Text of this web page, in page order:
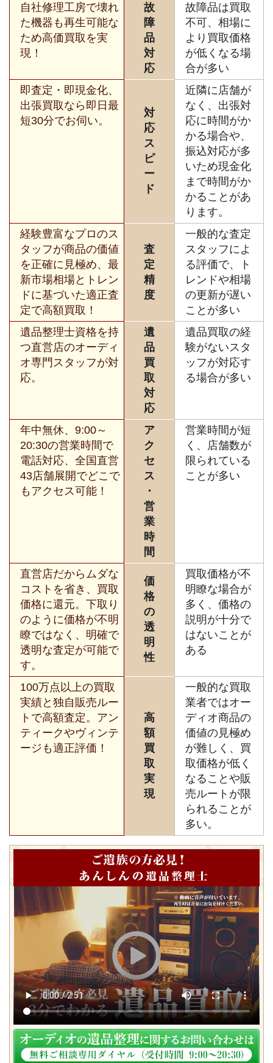
自社修理工房で壊れ
た機器も再生可能な
ため高価買取を実
現！
故
障
品
対
応
故障品は買取
不可、相場に
より買取価格
が低くなる場
合が多い
即査定・即現金化、
出張買取なら即日最
短30分でお伺い。
対
応
ス
ピ
ー
ド
近隣に店舗が
なく、出張対
応に時間がか
かる場合や、
振込対応が多
いため現金化
まで時間がか
かることがあ
ります。
経験豊富なプロのス
タッフが商品の価値
を正確に見極め、最
新市場相場とトレン
ドに基づいた適正査
定で高額買取！
査
定
精
度
一般的な査定
スタッフによ
る評価で、ト
レンドや相場
の更新が遅い
ことが多い
遺品整理士資格を持
つ直営店のオーディ
オ専門スタッフが対
応。
遺
品
買
取
対
応
遺品買取の経
験がないスタ
ッフが対応す
る場合が多い
年中無休、9:00～
20:30の営業時間で
電話対応、全国直営
43店舗展開でどこで
もアクセス可能！
ア
ク
セ
ス
・
営
業
時
間
営業時間が短
く、店舗数が
限られている
ことが多い
直営店だからムダな
コストを省き、買取
価格に還元。下取り
のように価格が不明
瞭ではなく、明確で
透明な査定が可能で
す。
価
格
の
透
明
性
買取価格が不
明瞭な場合が
多く、価格の
説明が十分で
はないことが
ある
100万点以上の買取
実績と独自販売ルー
トで高額査定。アン
ティークやヴィンテ
ージも適正評価！
高
額
買
取
実
現
一般的な買取
業者ではオー
ディオ商品の
価値の見極め
が難しく、買
取価格が低く
なることや販
売ルートが限
られることが
多い。